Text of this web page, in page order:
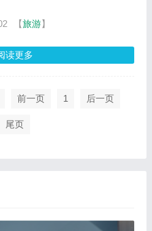
山林景区自己养殖了一批土鸭为回
+滑沙+划船+烤地瓜套票有吃有
穷土鸭自己选、自己挑、自己···
【旅游】
读更多
前一页 1 后一页
尾页